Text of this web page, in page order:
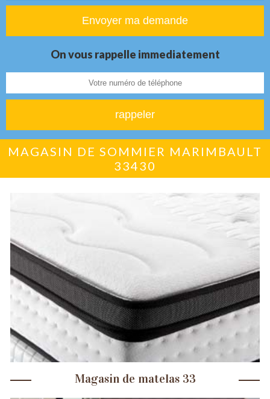
On vous rappelle immediatement
MAGASIN DE SOMMIER MARIMBAULT
33430
Magasin de matelas 33